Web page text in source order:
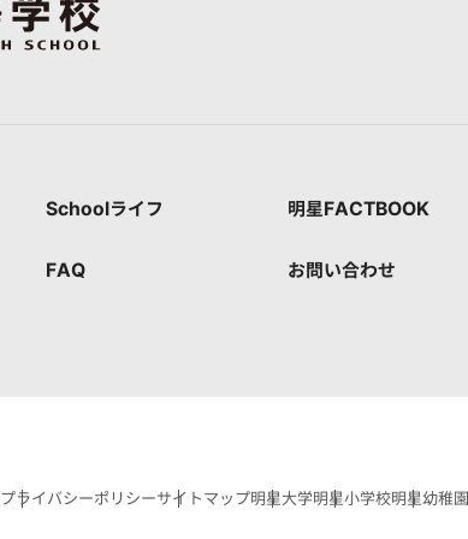
Schoolライフ 明星FACTBOOK
FAQ お問い合わせ
プライバシーポリシーサイトマップ明星大学明星小学校明星幼稚園